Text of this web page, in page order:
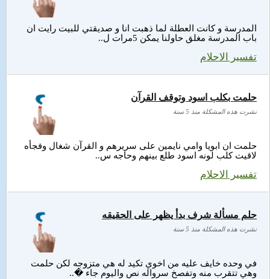
المدرسة و كانت العطلة لما ذهبت انا و صديقتي للبيت رايت ان
باب المدرسة مغلق حاولنا يمكن 5مرات ل..
تفسير الاحلام
حلمت ان ابويا وامي نايمين على سريرهم و القرآن شغال وفجأه
لاقيت كلب لونه اسود طلع بينهم وحاجه س..
تفسير الاحلام
حلمت بكلب اسود وتوقف القرآن
نشرت هذه المشكلة منذ 5 سنة
في وحده خايف عليه من اخوي تكيد له هي متزوجه لكن حلمت
وهي تتقرب منه وتفصخ سرواله نص واليوم جاء �..
حلم مسألة شرف بدأ يظهر على الحقيقه
نشرت هذه المشكلة منذ 5 سنة